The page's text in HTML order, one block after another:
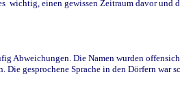
wichtig, einen gewissen Zeitraum davor
Abweichungen. Die Namen wurden
Die gesprochene Sprache in den Dörfern